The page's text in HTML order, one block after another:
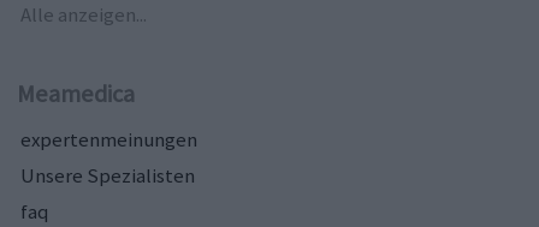
Alle anzeigen...
Meamedica
expertenmeinungen
Unsere Spezialisten
faq